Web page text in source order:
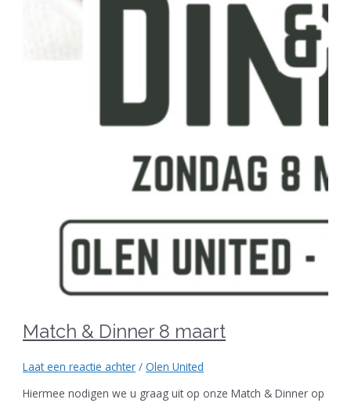
Match & Dinner 8 maart
Laat een reactie achter /Olen United
Hiermee nodigen we u graag uit op onze Match & Dinner op